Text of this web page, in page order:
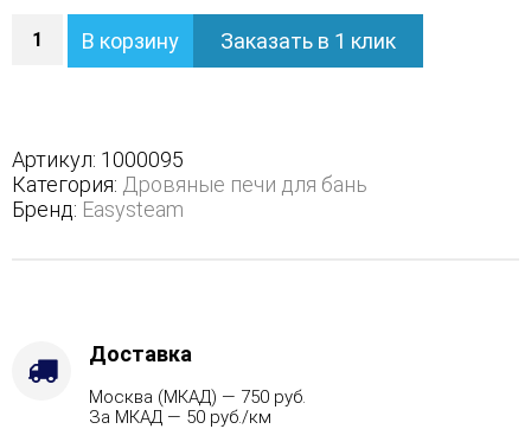
Печь
Анапа
кожухе
-
Варианты
кожуха
Футеровка,
В корзину Заказать в 1 клик
Артикул: 1000095
Категория: Дровяные печи для бань
Бренд: Easysteam
Доставка
Москва (МКАД) — 750 руб.
За МКАД — 50 руб./км